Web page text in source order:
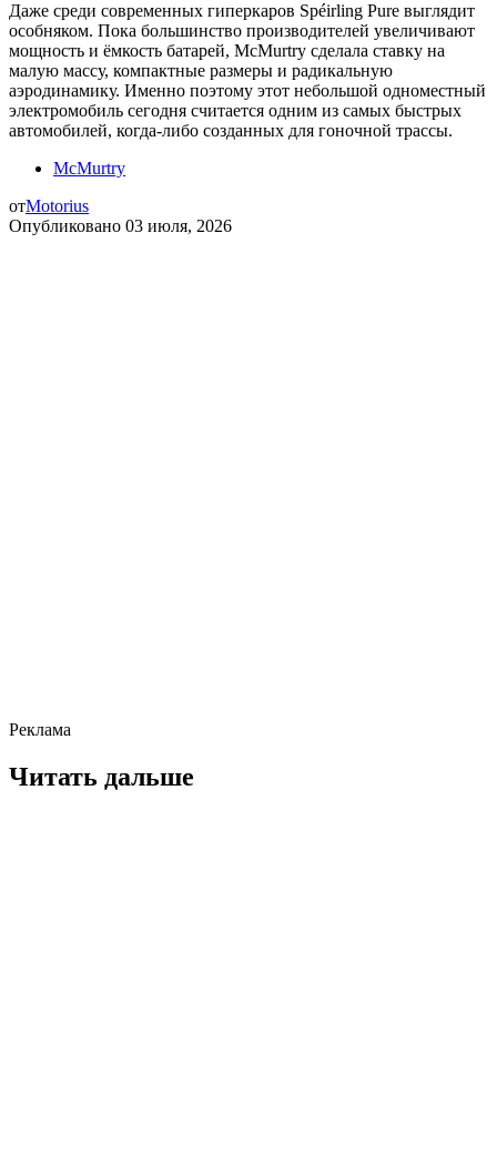
Даже среди современных гиперкаров Spéirling Pure выглядит
особняком. Пока большинство производителей увеличивают
мощность и ёмкость батарей, McMurtry сделала ставку на
малую массу, компактные размеры и радикальную
аэродинамику. Именно поэтому этот небольшой одноместный
электромобиль сегодня считается одним из самых быстрых
автомобилей, когда-либо созданных для гоночной трассы.
McMurtry
отMotorius
Опубликовано 03 июля, 2026
Реклама
Читать дальше